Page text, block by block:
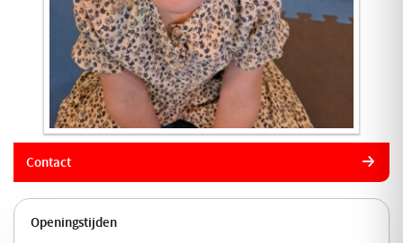
Contact
Openingstijden